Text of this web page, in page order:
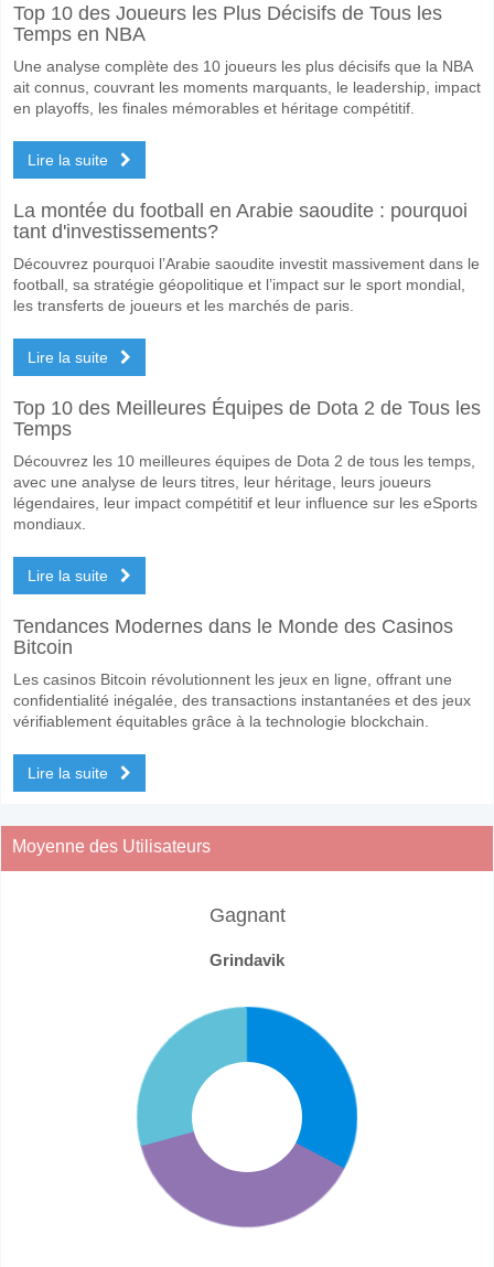
Top 10 des Joueurs les Plus Décisifs de Tous les
Temps en NBA
Une analyse complète des 10 joueurs les plus décisifs que la NBA
ait connus, couvrant les moments marquants, le leadership, impact
en playoffs, les finales mémorables et héritage compétitif.
Lire la suite
La montée du football en Arabie saoudite : pourquoi
tant d'investissements?
Découvrez pourquoi l’Arabie saoudite investit massivement dans le
football, sa stratégie géopolitique et l’impact sur le sport mondial,
les transferts de joueurs et les marchés de paris.
Lire la suite
Top 10 des Meilleures Équipes de Dota 2 de Tous les
Temps
Découvrez les 10 meilleures équipes de Dota 2 de tous les temps,
avec une analyse de leurs titres, leur héritage, leurs joueurs
légendaires, leur impact compétitif et leur influence sur les eSports
mondiaux.
Lire la suite
Tendances Modernes dans le Monde des Casinos
Bitcoin
Les casinos Bitcoin révolutionnent les jeux en ligne, offrant une
confidentialité inégalée, des transactions instantanées et des jeux
vérifiablement équitables grâce à la technologie blockchain.
Lire la suite
Moyenne des Utilisateurs
Gagnant
Grindavik